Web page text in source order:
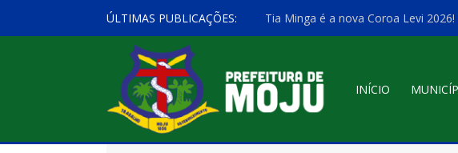
ÚLTIMAS PUBLICAÇÕES: Tia Minga é a nova Coroa Levi 2026!
INÍCIO